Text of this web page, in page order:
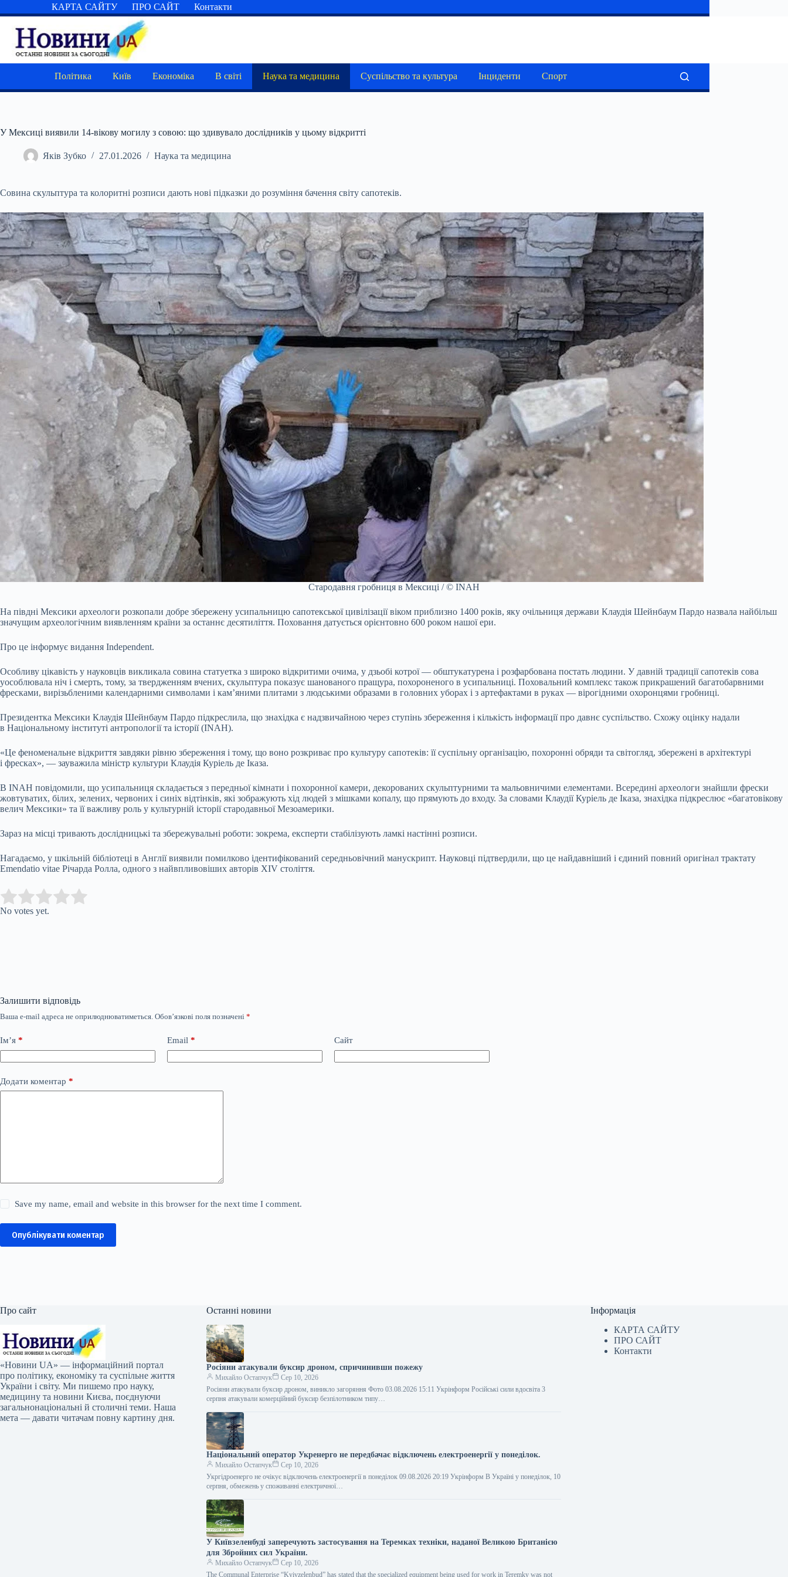
до
вмісту
КАРТА САЙТУ ПРО САЙТ Контакти
Політика Київ Економіка В світі Наука та медицина Суспільство та культура Інциденти Спорт
У Мексиці виявили 14-вікову могилу з совою: що здивувало дослідників у цьому відкритті
Яків Зубко 27.01.2026 Наука та медицина
Совина скульптура та колоритні розписи дають нові підказки до розуміння бачення світу сапотеків.
Стародавня гробниця в Мексиці / © INAH
На півдні Мексики археологи розкопали добре збережену усипальницю сапотекської цивілізації віком приблизно 1400 років, яку очільниця держави Клаудія Шейнбаум Пардо назвала найбільш
значущим археологічним виявленням країни за останнє десятиліття. Поховання датується орієнтовно 600 роком нашої ери.
Про це інформує видання Independent.
Особливу цікавість у науковців викликала совина статуетка з широко відкритими очима, у дзьобі котрої — обштукатурена і розфарбована постать людини. У давній традиції сапотеків сова
уособлювала ніч і смерть, тому, за твердженням вчених, скульптура показує шанованого пращура, похороненого в усипальниці. Поховальний комплекс також прикрашений багатобарвними
фресками, вирізьбленими календарними символами і кам’яними плитами з людськими образами в головних уборах і з артефактами в руках — вірогідними охоронцями гробниці.
Президентка Мексики Клаудія Шейнбаум Пардо підкреслила, що знахідка є надзвичайною через ступінь збереження і кількість інформації про давнє суспільство. Схожу оцінку надали
в Національному інституті антропології та історії (INAH).
«Це феноменальне відкриття завдяки рівню збереження і тому, що воно розкриває про культуру сапотеків: її суспільну організацію, похоронні обряди та світогляд, збережені в архітектурі
і фресках», — зауважила міністр культури Клаудія Куріель де Іказа.
В INAH повідомили, що усипальниця складається з передньої кімнати і похоронної камери, декорованих скульптурними та мальовничими елементами. Всередині археологи знайшли фрески
жовтуватих, білих, зелених, червоних і синіх відтінків, які зображують хід людей з мішками копалу, що прямують до входу. За словами Клаудії Куріель де Іказа, знахідка підкреслює «багатовікову
велич Мексики» та її важливу роль у культурній історії стародавньої Мезоамерики.
Зараз на місці тривають дослідницькі та збережувальні роботи: зокрема, експерти стабілізують ламкі настінні розписи.
Нагадаємо, у шкільній бібліотеці в Англії виявили помилково ідентифікований середньовічний манускрипт. Науковці підтвердили, що це найдавніший і єдиний повний оригінал трактату
Emendatio vitae Річарда Ролла, одного з найвпливовіших авторів XIV століття.
Rate this item:
No votes yet.
Залишити відповідь
Ваша e-mail адреса не оприлюднюватиметься. Обов’язкові поля позначені *
Ім’я * Email * Сайт
Додати коментар *
Save my name, email and website in this browser for the next time I comment.
Опублікувати коментар
Про сайт
«Новини UA» — інформаційний портал
про політику, економіку та суспільне життя
України і світу. Ми пишемо про науку,
медицину та новини Києва, поєднуючи
загальнонаціональні й столичні теми. Наша
мета — давати читачам повну картину дня.
Останні новини
Росіяни атакували буксир дроном, спричинивши пожежу
Михайло Остапчук
Сер 10, 2026
Росіяни атакували буксир дроном, виникло загоряння Фото 03.08.2026 15:11 Укрінформ Російські сили вдосвіта 3
серпня атакували комерційний буксир безпілотником типу…
Національний оператор Укренерго не передбачає відключень електроенергії у понеділок.
Михайло Остапчук
Сер 10, 2026
Укргідроенерго не очікує відключень електроенергії в понеділок 09.08.2026 20:19 Укрінформ В Україні у понеділок, 10
серпня, обмежень у споживанні електричної…
У Київзеленбуді заперечують застосування на Теремках техніки, наданої Великою Британією
для Збройних сил України.
Михайло Остапчук
Сер 10, 2026
The Communal Enterprise “Kyivzelenbud” has stated that the specialized equipment being used for work in Teremky was not
Інформація
КАРТА САЙТУ
ПРО САЙТ
Контакти